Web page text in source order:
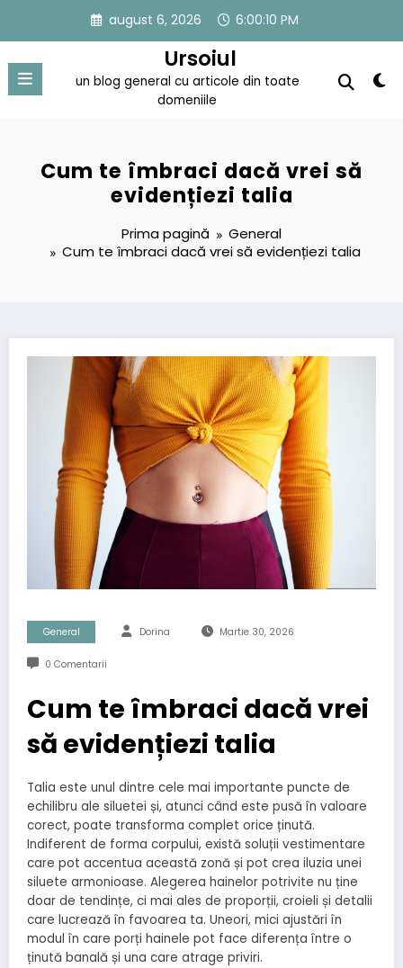
conținut
august 6, 2026 6:00:10 PM
Ursoiul
un blog general cu articole din toate
domeniile
Cum te îmbraci dacă vrei să
evidențiezi talia
Prima pagină
General
Cum te îmbraci dacă vrei să evidențiezi talia
General Dorina Martie 30, 2026
0 Comentarii
Cum te îmbraci dacă vrei
să evidențiezi talia
Talia este unul dintre cele mai importante puncte de
echilibru ale siluetei și, atunci când este pusă în valoare
corect, poate transforma complet orice ținută.
Indiferent de forma corpului, există soluții vestimentare
care pot accentua această zonă și pot crea iluzia unei
siluete armonioase. Alegerea hainelor potrivite nu ține
doar de tendințe, ci mai ales de proporții, croieli și detalii
care lucrează în favoarea ta. Uneori, mici ajustări în
modul în care porți hainele pot face diferența între o
ținută banală și una care atrage priviri.